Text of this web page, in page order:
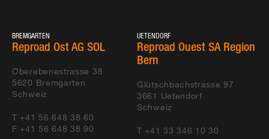
KANTONSBELÄGE SEKTOR 13 VOWEG AG
N01 EFFRETIKON BIS OHRINGEN
ZÜRICH HIRSCHWIESENTUNELL ARGE BUCHE
BREMGARTEN
Reproad Ost AG SOL
Oberebenestrasse 38
5620 Bremgarten
Schweiz
T +41 56 648 38 60
F +41 56 648 38 90
UETENDORF
Reproad Ouest SA Region
Bern
Glütschbachstrasse 97
3661 Uetendorf
Schweiz
T +41 33 346 10 30